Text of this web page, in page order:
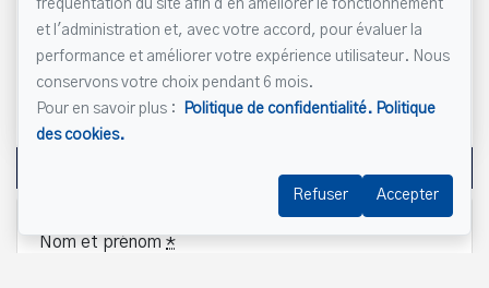
Benjamin Leclerc
450 430-4207
benjamin.leclerc@remax-
quebec.com
Nom et prénom *
fréquentation du site afin d'en améliorer le fonctionnement
et l'administration et, avec votre accord, pour évaluer la
performance et améliorer votre expérience utilisateur. Nous
conservons votre choix pendant 6 mois.
Pour en savoir plus :
Politique de confidentialité. Politique
des cookies.
Refuser Accepter